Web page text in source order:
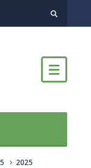
2025